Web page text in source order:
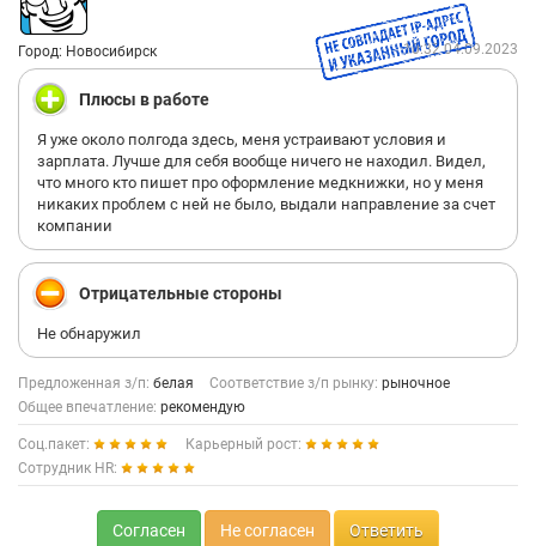
Город: Новосибирск 10:32 04.09.2023
Плюсы в работе
Я уже около полгода здесь, меня устраивают условия и
зарплата. Лучше для себя вообще ничего не находил. Видел,
что много кто пишет про оформление медкнижки, но у меня
никаких проблем с ней не было, выдали направление за счет
компании
Отрицательные стороны
Не обнаружил
Предложенная з/п: белая Соответствие з/п рынку: рыночное
Общее впечатление: рекомендую
Соц.пакет:
Карьерный рост:
Сотрудник HR:
Согласен Не согласен Ответить